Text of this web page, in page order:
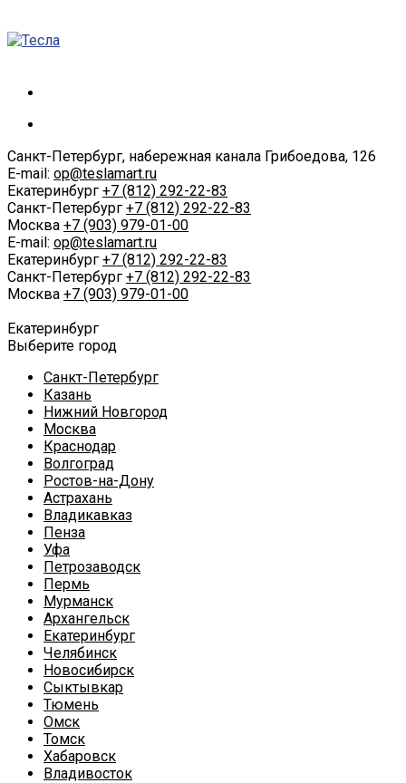
Санкт-Петербург, набережная канала Грибоедова, 126
E-mail: op@teslamart.ru
Екатеринбург +7 (812) 292-22-83
Санкт-Петербург +7 (812) 292-22-83
Москва +7 (903) 979-01-00
E-mail: op@teslamart.ru
Екатеринбург +7 (812) 292-22-83
Санкт-Петербург +7 (812) 292-22-83
Москва +7 (903) 979-01-00
Екатеринбург
Выберите город
Санкт-Петербург
Казань
Нижний Новгород
Москва
Краснодар
Волгоград
Ростов-на-Дону
Астрахань
Владикавказ
Пенза
Уфа
Петрозаводск
Пермь
Мурманск
Архангельск
Екатеринбург
Челябинск
Новосибирск
Сыктывкар
Тюмень
Омск
Томск
Хабаровск
Владивосток